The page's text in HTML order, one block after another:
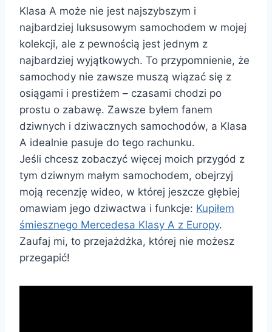
Klasa A może nie jest najszybszym i
najbardziej luksusowym samochodem w mojej
kolekcji, ale z pewnością jest jednym z
najbardziej wyjątkowych. To przypomnienie, że
samochody nie zawsze muszą wiązać się z
osiągami i prestiżem – czasami chodzi po
prostu o zabawę. Zawsze byłem fanem
dziwnych i dziwacznych samochodów, a Klasa
A idealnie pasuje do tego rachunku.
Jeśli chcesz zobaczyć więcej moich przygód z
tym dziwnym małym samochodem, obejrzyj
moją recenzję wideo, w której jeszcze głębiej
omawiam jego dziwactwa i funkcje: Kupiłem
śmiesznego Mercedesa Klasy A z Europy.
Zaufaj mi, to przejażdżka, której nie możesz
przegapić!